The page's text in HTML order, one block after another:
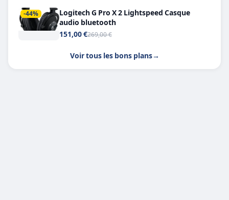
-44%
Logitech G Pro X 2 Lightspeed Casque
audio bluetooth
151,00 €269,00 €
Voir tous les bons plans→